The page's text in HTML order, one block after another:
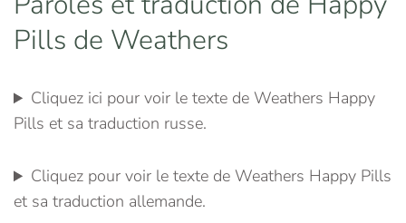
Pills de Weathers
Cliquez ici pour voir le texte de Weathers Happy
Pills et sa traduction russe.
Cliquez pour voir le texte de Weathers Happy Pills
et sa traduction allemande.